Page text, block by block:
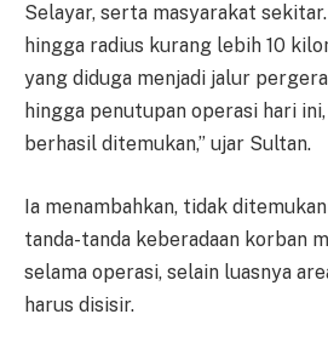
Selayar, serta masyarakat
hingga radius kurang lebih 10
yang diduga menjadi jalur
hingga penutupan operasi hari
berhasil ditemukan,” ujar Sultan.
Ia menambahkan, tidak
tanda-tanda keberadaan korban
selama operasi, selain luasnya
harus disisir.